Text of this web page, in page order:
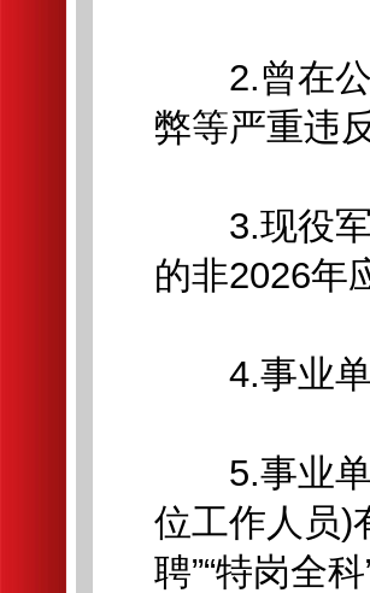
2.曾在公
弊等严重违
3.现役军
的非2026年
4.事业单
5.事业单
位工作人员)
聘”“特岗全